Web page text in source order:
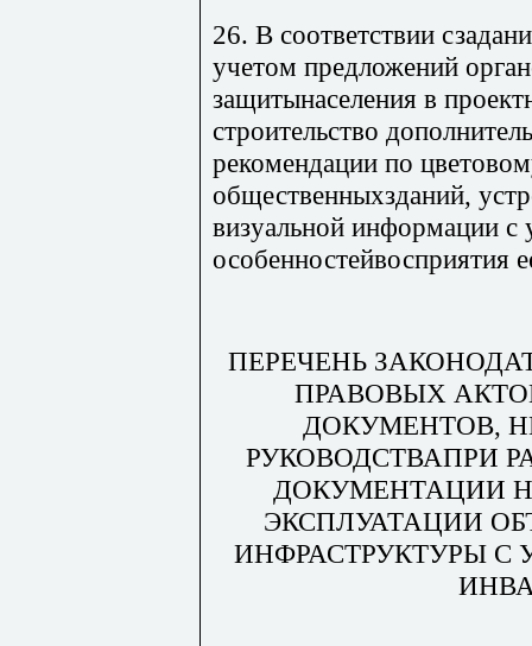
26. В соответствии
учетом предложений
защитынаселения в
строительство
рекомендации по
общественныхзданий,
визуальной информации с
особенностейвосприятия
ПЕРЕЧЕНЬ
ПРАВОВЫХ
ДОКУМЕНТОВ,
РУКОВОДСТВАПРИ
ДОКУМЕНТАЦИИ
ЭКСПЛУАТАЦИИ
ИНФРАСТРУКТУРЫ С